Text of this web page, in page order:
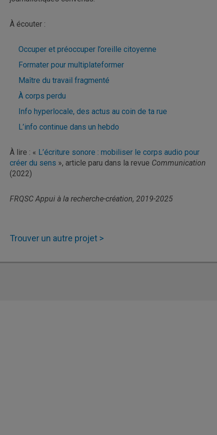
À écouter :
Occuper et préoccuper l’oreille citoyenne
Formater pour multiplateformer
Maître du travail fragmenté
À corps perdu
Info hyperlocale, des actus au coin de ta rue
L’info continue dans un hebdo
À lire : « L’écriture sonore : mobiliser le corps audio pour
créer du sens », article paru dans la revue Communication
(2022)
FRQSC Appui à la recherche-création, 2019-2025
Trouver un autre projet >